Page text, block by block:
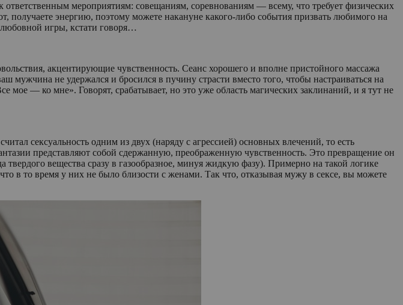
мероприятиям: совещаниям, соревнованиям — всему, что требует физических
энергию, поэтому можете накануне какого-либо события призвать любимого на
игры, кстати говоря…
акцентирующие чувственность. Сеанс хорошего и вполне пристойного массажа
мужчина не удержался и бросился в пучину страсти вместо того, чтобы настраиваться на
— ко мне». Говорят, срабатывает, но это уже область магических заклинаний, и я тут не
сексуальность одним из двух (наряду с агрессией) основных влечений, то есть
представляют собой сдержанную, преображенную чувственность. Это превращение он
вещества сразу в газообразное, минуя жидкую фазу). Примерно на такой логике
в то время у них не было близости с женами. Так что, отказывая мужу в сексе, вы можете